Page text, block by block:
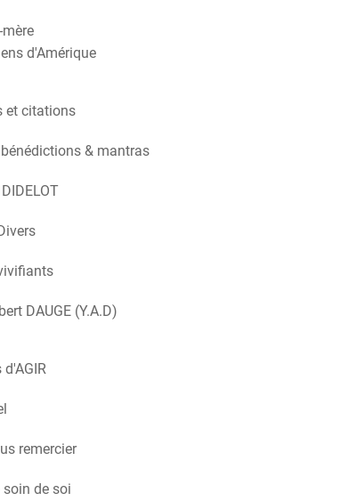
mère
d'Amérique
et citations
bénédictions & mantras
DAUGE (Y.A.D)
remercier
soin de soi